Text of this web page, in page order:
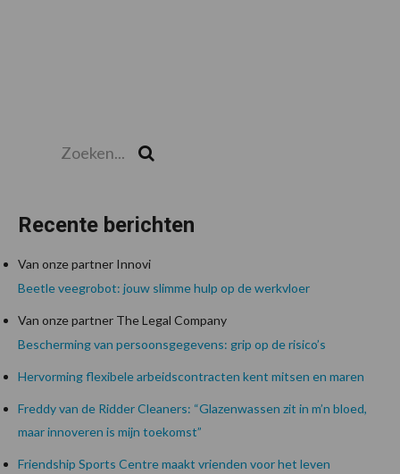
Recente berichten
Van onze partner Innovi
Beetle veegrobot: jouw slimme hulp op de werkvloer
Van onze partner The Legal Company
Bescherming van persoonsgegevens: grip op de risico’s
Hervorming flexibele arbeidscontracten kent mitsen en maren
Freddy van de Ridder Cleaners: “Glazenwassen zit in m’n bloed,
maar innoveren is mijn toekomst”
Friendship Sports Centre maakt vrienden voor het leven